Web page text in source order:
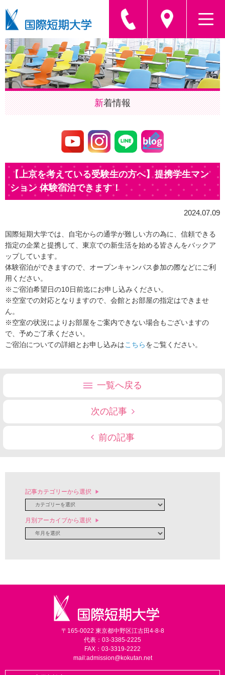
新着情報
【上京を考えている受験生の方へ】提携学生マン
ション 体験宿泊できます！
2024.07.09
国際短期大学では、自宅からの通学が難しい方の為に、信頼できる
指定の企業と提携して、東京での新生活を始める皆さんをバックア
ップしています。
体験宿泊ができますので、オープンキャンパス参加の際などにご利
用ください。
※ご宿泊希望日の10日前迄にお申し込みください。
※空室での対応となりますので、会館とお部屋の指定はできませ
ん。
※空室の状況によりお部屋をご案内できない場合もございますの
で、予めご了承ください。
ご宿泊についての詳細とお申し込みはこちらをご覧ください。
一覧へ戻る
次の記事
前の記事
記事カテゴリーから選択
月別アーカイブから選択
〒165-0022 東京都中野区江古田4-8-8
代表：03-3385-2225
FAX：03-3319-2222
mail:admission@kokutan.net